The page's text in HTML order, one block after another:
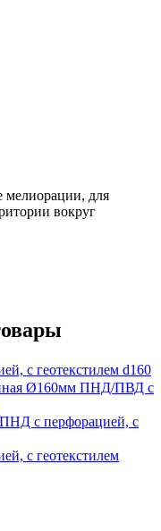
для
вокруг
до 2м
с геотекстилем d160
Ø160мм ПНД/ПВД с
с перфорацией, с
с геотекстилем